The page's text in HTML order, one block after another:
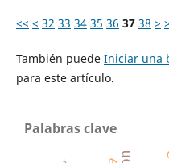
<< < 32 33 34 35 36 37 38 >
También puede Iniciar una
para este artículo.
Palabras clave